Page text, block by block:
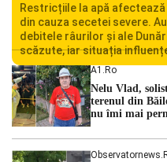
Restricțiile la apă
din cauza secetei severe.
debitele râurilor și ale
scăzute, iar situația
Centralei Nucleare de la
cu una dintre cele mai
hidrologic din ultimii ani.
A1.ro
Nelu Vlad,
terenul din
nu îmi mai